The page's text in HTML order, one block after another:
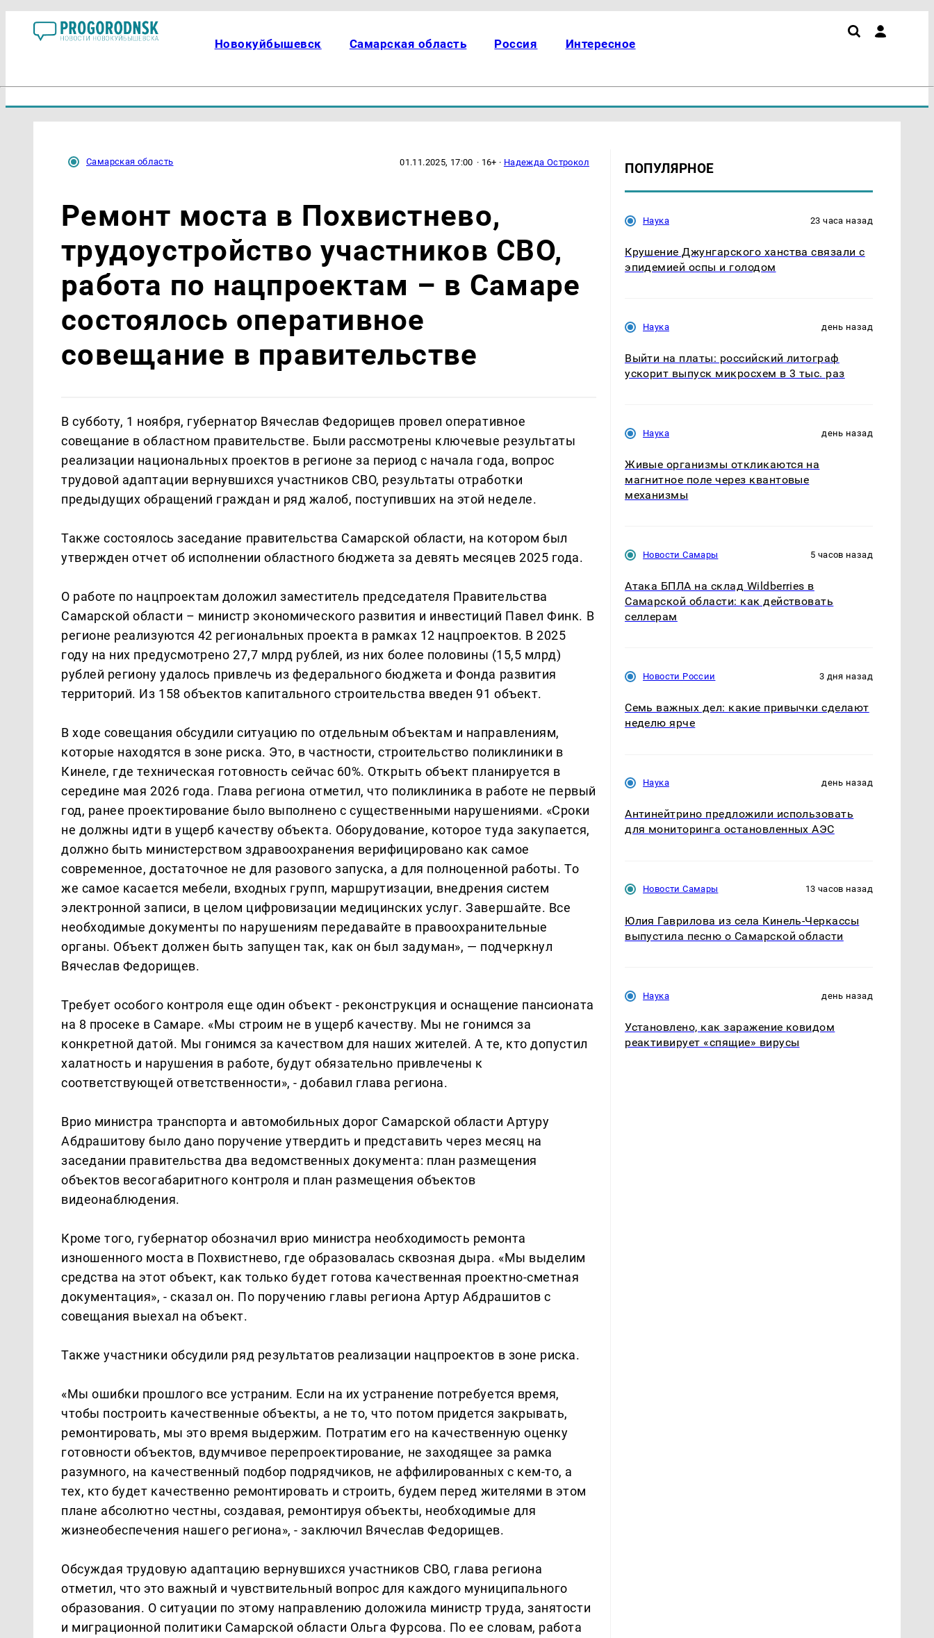
Новокуйбышевск Самарская область Россия Интересное
Самарская область 01.11.2025, 17:00 · 16+ · Надежда Острокол
Ремонт моста в Похвистнево,
трудоустройство участников СВО,
работа по нацпроектам – в Самаре
состоялось оперативное
совещание в правительстве
В субботу, 1 ноября, губернатор Вячеслав Федорищев провел оперативное
совещание в областном правительстве. Были рассмотрены ключевые результаты
реализации национальных проектов в регионе за период с начала года, вопрос
трудовой адаптации вернувшихся участников СВО, результаты отработки
предыдущих обращений граждан и ряд жалоб, поступивших на этой неделе.
Также состоялось заседание правительства Самарской области, на котором был
утвержден отчет об исполнении областного бюджета за девять месяцев 2025 года.
О работе по нацпроектам доложил заместитель председателя Правительства
Самарской области – министр экономического развития и инвестиций Павел Финк. В
регионе реализуются 42 региональных проекта в рамках 12 нацпроектов. В 2025
году на них предусмотрено 27,7 млрд рублей, из них более половины (15,5 млрд)
рублей региону удалось привлечь из федерального бюджета и Фонда развития
территорий. Из 158 объектов капитального строительства введен 91 объект.
В ходе совещания обсудили ситуацию по отдельным объектам и направлениям,
которые находятся в зоне риска. Это, в частности, строительство поликлиники в
Кинеле, где техническая готовность сейчас 60%. Открыть объект планируется в
середине мая 2026 года. Глава региона отметил, что поликлиника в работе не первый
год, ранее проектирование было выполнено с существенными нарушениями. «Сроки
не должны идти в ущерб качеству объекта. Оборудование, которое туда закупается,
должно быть министерством здравоохранения верифицировано как самое
современное, достаточное не для разового запуска, а для полноценной работы. То
же самое касается мебели, входных групп, маршрутизации, внедрения систем
электронной записи, в целом цифровизации медицинских услуг. Завершайте. Все
необходимые документы по нарушениям передавайте в правоохранительные
органы. Объект должен быть запущен так, как он был задуман», — подчеркнул
Вячеслав Федорищев.
Требует особого контроля еще один объект - реконструкция и оснащение пансионата
на 8 просеке в Самаре. «Мы строим не в ущерб качеству. Мы не гонимся за
конкретной датой. Мы гонимся за качеством для наших жителей. А те, кто допустил
халатность и нарушения в работе, будут обязательно привлечены к
соответствующей ответственности», - добавил глава региона.
Врио министра транспорта и автомобильных дорог Самарской области Артуру
Абдрашитову было дано поручение утвердить и представить через месяц на
заседании правительства два ведомственных документа: план размещения
объектов весогабаритного контроля и план размещения объектов
видеонаблюдения.
Кроме того, губернатор обозначил врио министра необходимость ремонта
изношенного моста в Похвистнево, где образовалась сквозная дыра. «Мы выделим
средства на этот объект, как только будет готова качественная проектно-сметная
документация», - сказал он. По поручению главы региона Артур Абдрашитов с
совещания выехал на объект.
Также участники обсудили ряд результатов реализации нацпроектов в зоне риска.
«Мы ошибки прошлого все устраним. Если на их устранение потребуется время,
чтобы построить качественные объекты, а не то, что потом придется закрывать,
ремонтировать, мы это время выдержим. Потратим его на качественную оценку
готовности объектов, вдумчивое перепроектирование, не заходящее за рамка
разумного, на качественный подбор подрядчиков, не аффилированных с кем-то, а
тех, кто будет качественно ремонтировать и строить, будем перед жителями в этом
плане абсолютно честны, создавая, ремонтируя объекты, необходимые для
жизнеобеспечения нашего региона», - заключил Вячеслав Федорищев.
Обсуждая трудовую адаптацию вернувшихся участников СВО, глава региона
отметил, что это важный и чувствительный вопрос для каждого муниципального
образования. О ситуации по этому направлению доложила министр труда, занятости
и миграционной политики Самарской области Ольга Фурсова. По ее словам, работа
ПОПУЛЯРНОЕ
Наука 23 часа назад
Крушение Джунгарского ханства связали с
эпидемией оспы и голодом
Наука день назад
Выйти на платы: российский литограф
ускорит выпуск микросхем в 3 тыс. раз
Наука день назад
Живые организмы откликаются на
магнитное поле через квантовые
механизмы
Новости Самары 5 часов назад
Атака БПЛА на склад Wildberries в
Самарской области: как действовать
селлерам
Новости России 3 дня назад
Семь важных дел: какие привычки сделают
неделю ярче
Наука день назад
Антинейтрино предложили использовать
для мониторинга остановленных АЭС
Новости Самары 13 часов назад
Юлия Гаврилова из села Кинель-Черкассы
выпустила песню о Самарской области
Наука день назад
Установлено, как заражение ковидом
реактивирует «спящие» вирусы